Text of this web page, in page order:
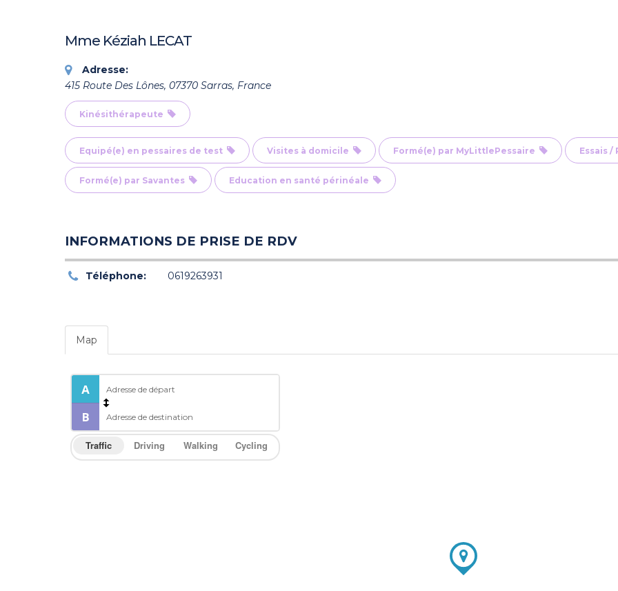
Mme Kéziah LECAT
Adresse:
415 Route Des Lônes, 07370 Sarras, France
Kinésithérapeute
Equipé(e) en pessaires de test Visites à domicile Formé(e) par MyLittlePessaire Essais
Formé(e) par Savantes Education en santé périnéale
INFORMATIONS DE PRISE DE RDV
Téléphone: 0619263931
Map
Traffic Driving Walking Cycling